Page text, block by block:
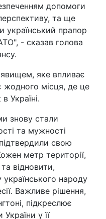
допомоги
та ще
український прапор
- сказав голова
явищем, яке впливає
жодного місця, де це
Україні.
знову стали
та мужності
свою
метр території,
відновити,
українського народу
Важливе рішення,
підкреслює
у її